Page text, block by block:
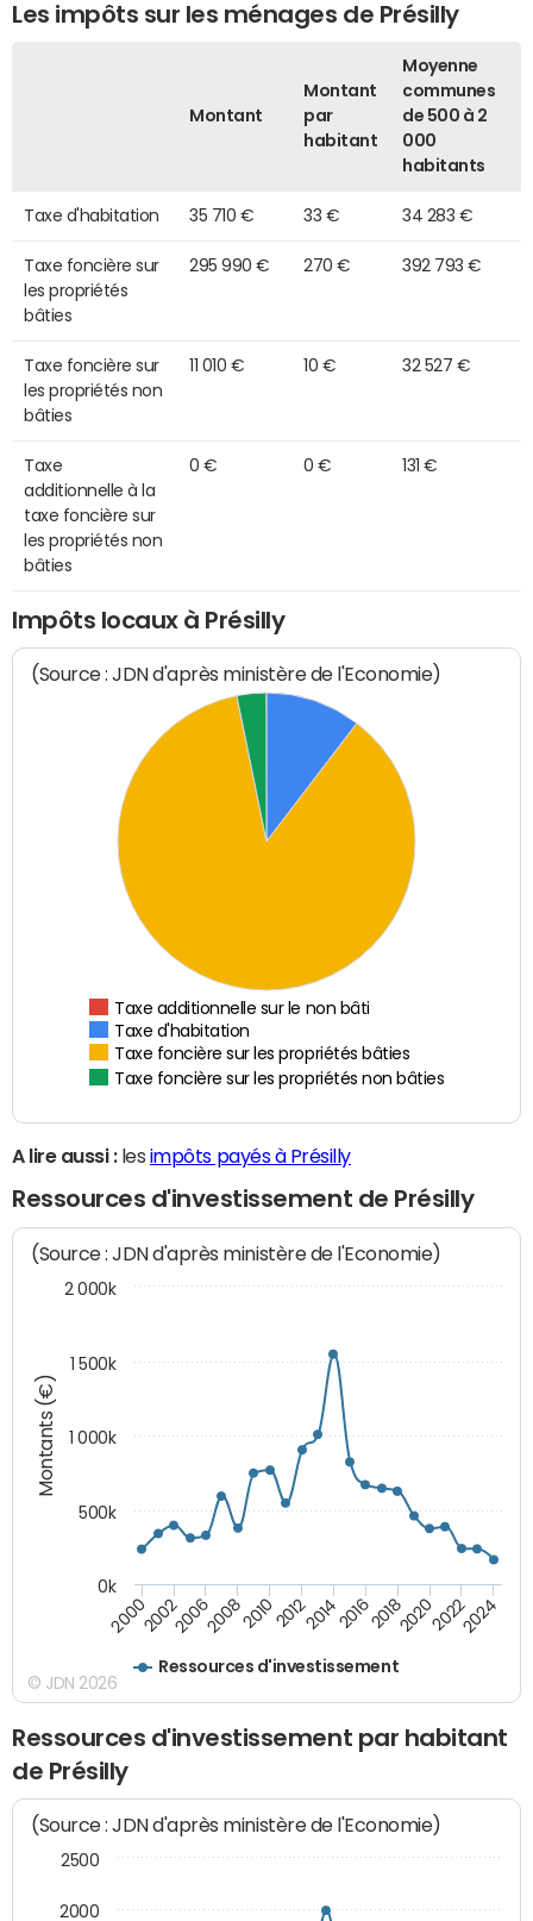
Les impôts sur les ménages de Présilly
Montant
Montant
par
habitant
Moyenne
communes
de 500 à 2
000
habitants
Taxe d'habitation 35 710 € 33 € 34 283 €
Taxe foncière sur
les propriétés
bâties
295 990 € 270 € 392 793 €
Taxe foncière sur
les propriétés non
bâties
11 010 € 10 € 32 527 €
Taxe
additionnelle à la
taxe foncière sur
les propriétés non
bâties
0 € 0 € 131 €
Impôts locaux à Présilly
(Source : JDN d'après ministère de l'Economie)
Taxe additionnelle sur le non bâti
Taxe d'habitation
Taxe foncière sur les propriétés bâties
Taxe foncière sur les propriétés non bâties
A lire aussi :les impôts payés à Présilly
Ressources d'investissement de Présilly
Montants (€)
(Source : JDN d'après ministère de l'Economie)
Ressources d'investissement
200020022006200820102012201420162018202020222024
0k
500k
1 000k
1 500k
2 000k
© JDN 2026
Ressources d'investissement par habitant
de Présilly
(Source : JDN d'après ministère de l'Economie)
2000
2500